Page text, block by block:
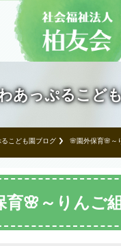
あっぷるこど
こども園ブログ 🌸園外保育🌸～
育🌸～りんご